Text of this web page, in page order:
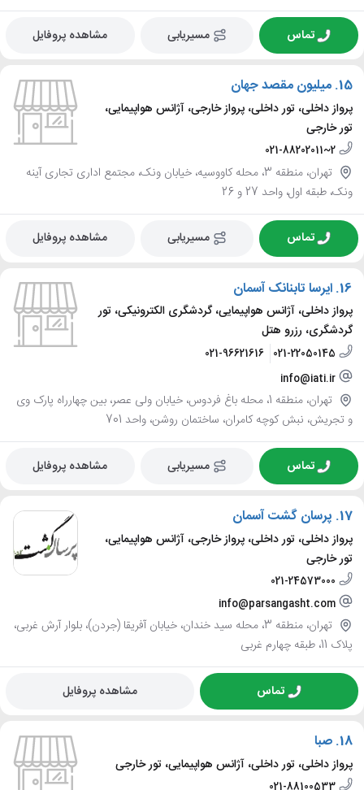
تماس مسیریابی مشاهده پروفایل
15. میلیون مقصد جهان
پرواز داخلی، تور داخلی، پرواز خارجی، آژانس هواپیمایی،
تور خارجی
021-88202011~2
تهران، منطقه 3، محله کاووسیه، خیابان ونک، مجتمع اداری تجاری آینه
ونک، طبقه اول، واحد 27 و 26
تماس مسیریابی مشاهده پروفایل
16. ایرسا تابنانک آسمان
پرواز داخلی، آژانس هواپیمایی، گردشگری الکترونیکی، تور
گردشگری، رزرو هتل
021-22050145
021-96621616
info@iati.ir
تهران، منطقه 1، محله باغ فردوس، خیابان ولی عصر، بین چهارراه پارک وی
و تجریش، نبش کوچه کامران، ساختمان روشن، واحد 701
تماس مسیریابی مشاهده پروفایل
17. پرسان گشت آسمان
پرواز داخلی، تور داخلی، پرواز خارجی، آژانس هواپیمایی،
تور خارجی
021-24573000
info@parsangasht.com
تهران، منطقه 3، محله سید خندان، خیابان آفریقا (جردن)، بلوار آرش غربی،
پلاک 11، طبقه چهارم غربی
تماس مشاهده پروفایل
18. صبا
پرواز داخلی، تور داخلی، آژانس هواپیمایی، تور خارجی
021-88100533